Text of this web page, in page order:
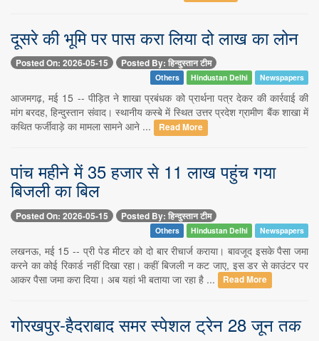
दूसरे की भूमि पर पास करा लिया दो लाख का लोन
Posted On: 2026-05-15 Posted By: हिन्दुस्तान टीम
Others Hindustan Delhi Newspapers
आजमगढ़, मई 15 -- पीड़ित ने शाखा प्रबंधक को प्रार्थना पत्र देकर की कार्रवाई की
मांग बरदह, हिन्दुस्तान संवाद। स्थानीय कस्बे में स्थित उत्तर प्रदेश ग्रामीण बैंक शाखा में
कथित फर्जीवाड़े का मामला सामने आने ...
Read More
पांच महीने में 35 हजार से 11 लाख पहुंच गया
बिजली का बिल
Posted On: 2026-05-15 Posted By: हिन्दुस्तान टीम
Others Hindustan Delhi Newspapers
लखनऊ, मई 15 -- प्री पेड मीटर को दो बार रीचार्ज कराया। बावजूद इसके पैसा जमा
करने का कोई रिकार्ड नहीं दिखा रहा। कहीं बिजली न कट जाए, इस डर से काउंटर पर
आकर पैसा जमा करा दिया। अब यहां भी बताया जा रहा है ...
Read More
गोरखपुर-हैदराबाद समर स्पेशल ट्रेन 28 जून तक